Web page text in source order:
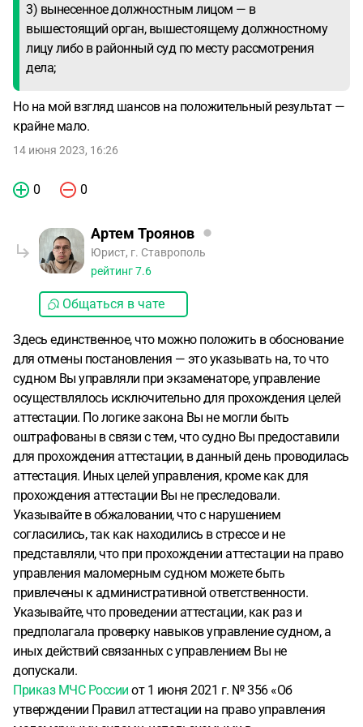
3) вынесенное должностным лицом — в
вышестоящий орган, вышестоящему должностному
лицу либо в районный суд по месту рассмотрения
дела;
Но на мой взгляд шансов на положительный результат —
крайне мало.
14 июня 2023, 16:26
0 0
Артем Троянов
Юрист, г. Ставрополь
рейтинг7.6
Общаться в чате
Здесь единственное, что можно положить в обоснование
для отмены постановления — это указывать на, то что
судном Вы управляли при экзаменаторе, управление
осуществлялось исключительно для прохождения целей
аттестации. По логике закона Вы не могли быть
оштрафованы в связи с тем, что судно Вы предоставили
для прохождения аттестации, в данный день проводилась
аттестация. Иных целей управления, кроме как для
прохождения аттестации Вы не преследовали.
Указывайте в обжаловании, что с нарушением
согласились, так как находились в стрессе и не
представляли, что при прохождении аттестации на право
управления маломерным судном можете быть
привлечены к административной ответственности.
Указывайте, что проведении аттестации, как раз и
предполагала проверку навыков управление судном, а
иных действий связанных с управлением Вы не
допускали.
Приказ МЧС России от 1 июня 2021 г. № 356 «Об
утверждении Правил аттестации на право управления